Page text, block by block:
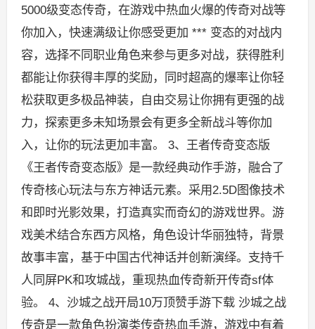
5000级变态传奇，在游戏中热血火爆的传奇对战等
你加入，快速满级让你感受更加 *** 变态的对战内
容，选择不同职业角色来参与更多对战，获得胜利
都能让你获得丰厚的奖励，同时超高的爆率让你轻
松获取更多极品神装，自由交易让你拥有更强的战
力，探索更多未知场景会有更多全新战斗等你加
入，让你的玩法更加丰富。 3、王者传奇变态版
《王者传奇变态版》是一款经典动作手游，融合了
传奇核心玩法与东方神话元素。采用2.5D图像技术
和即时光影效果，打造真实而奇幻的游戏世界。游
戏美术结合东西方风格，角色设计华丽独特，背景
故事丰富，基于中国古代神话并创新演绎。支持千
人同屏PK和攻城战，重现热血传奇新开传奇sf体
验。 4、沙城之战开局10万顶赞手游下载 沙城之战
传奇是一款角色扮演类传奇热血手游，游戏中有着